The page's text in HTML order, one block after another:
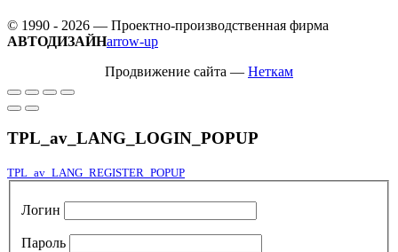
© 1990 - 2026 — Проектно-производственная фирма
АВТОДИЗАЙНarrow-up
Продвижение сайта — Неткам
TPL_av_LANG_LOGIN_POPUP
TPL_av_LANG_REGISTER_POPUP
Логин
Пароль